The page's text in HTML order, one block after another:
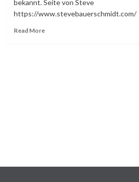
bekannt. Seite von Steve
https://www.stevebauerschmidt.com/
Read MoreRead